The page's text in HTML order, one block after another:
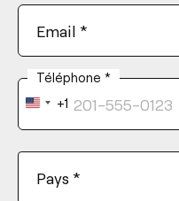
Email *
Téléphone *
United
States
+1
Pays *